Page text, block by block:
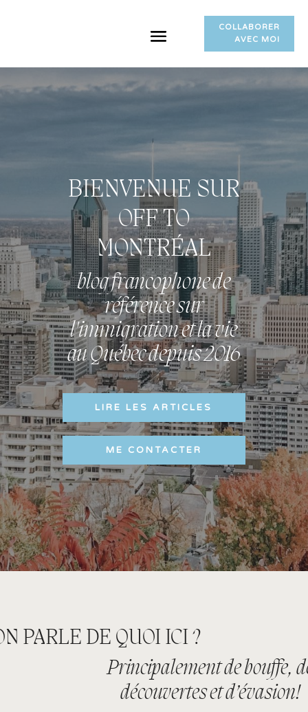
COLLABORER
AVEC MOI
BIENVENUE SUR
OFF TO
MONTRÉAL
blog francophone de
référence sur
l'immigration et la vie
au Québec depuis 2016
LIRE LES ARTICLES
ME CONTACTER
PARLE DE QUOI ICI ?
Principalement de bouffe,
découvertes et d’évasion!
OÙ BRUNCHER ?